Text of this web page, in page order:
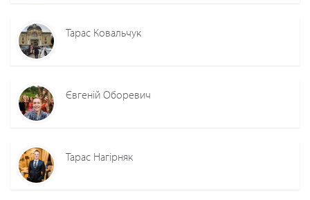
Тарас Ковальчук
Євгеній Оборевич
Тарас Нагірняк